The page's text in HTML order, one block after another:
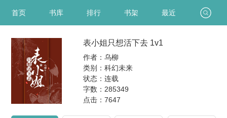
首页 书库 排行 书架 最近
表小姐只想活下去 1v1
作者：乌柳
类别：科幻未来
状态：连载
字数：285349
点击： 7647